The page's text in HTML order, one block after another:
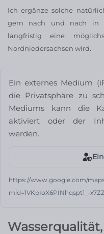
Ich ergänze solche
gern nach und nach in
langfristig eine
Nordniedersachsen wird.
Ein externes Medium
die Privatsphäre zu
Mediums kann die
aktiviert oder der
werden.
https://www.google.com/
mid=1VKpIoX6PINhqspt1_-